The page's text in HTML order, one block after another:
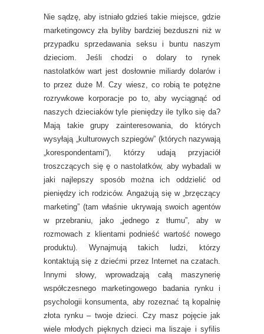
Nie sądzę, aby istniało gdzieś takie miejsce, gdzie
marketingowcy zła byliby bardziej bezduszni niż w
przypadku sprzedawania seksu i buntu naszym
dzieciom. Jeśli chodzi o dolary to rynek
nastolatków wart jest dosłownie miliardy dolarów i
to przez duże M. Czy wiesz, co robią te potężne
rozrywkowe korporacje po to, aby wyciągnąć od
naszych dzieciaków tyle pieniędzy ile tylko się da?
Mają takie grupy zainteresowania, do których
wysyłają „kulturowych szpiegów” (których nazywają
„korespondentami”), którzy udają przyjaciół
troszczących się ę o nastolatków, aby wybadali w
jaki najlepszy sposób można ich oddzielić od
pieniędzy ich rodziców. Angażują się w „brzęczący
marketing” (tam właśnie ukrywają swoich agentów
w przebraniu, jako „jednego z tłumu”, aby w
rozmowach z klientami podnieść wartość nowego
produktu). Wynajmują takich ludzi, którzy
kontaktują się z dziećmi przez Internet na czatach.
Innymi słowy, wprowadzają całą maszynerię
współczesnego marketingowego badania rynku i
psychologii konsumenta, aby rozeznać tą kopalnię
złota rynku – twoje dzieci. Czy masz pojęcie jak
wiele młodych pięknych dzieci ma liszaje i syfilis